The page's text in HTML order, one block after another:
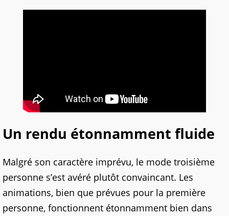
Un rendu étonnamment fluide
Malgré son caractère imprévu, le mode troisième
personne s’est avéré plutôt convaincant. Les
animations, bien que prévues pour la première
personne, fonctionnent étonnamment bien dans